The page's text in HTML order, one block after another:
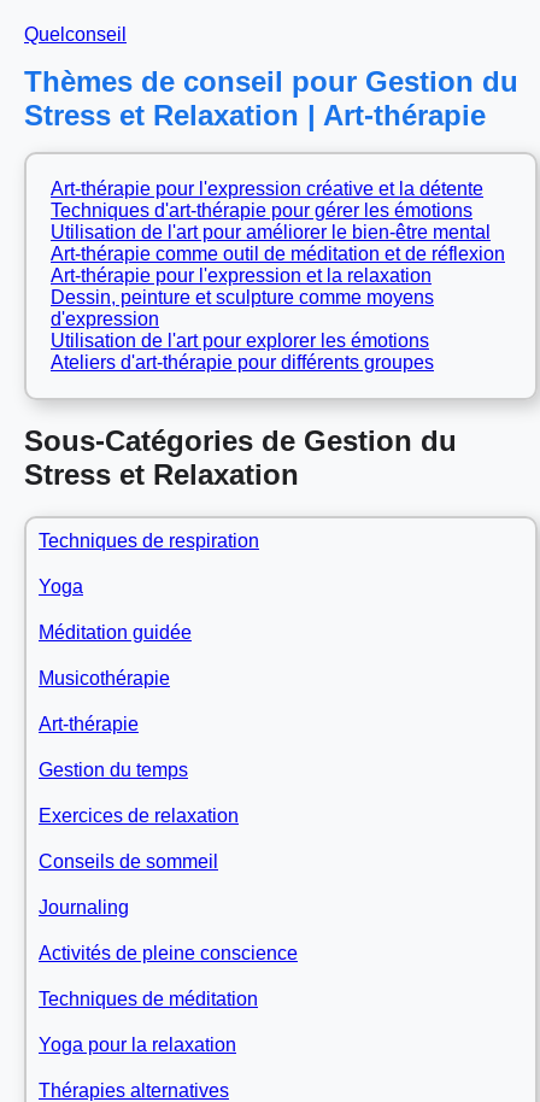
Quelconseil
Thèmes de conseil pour Gestion du
Stress et Relaxation | Art-thérapie
Art-thérapie pour l'expression créative et la détente
Techniques d'art-thérapie pour gérer les émotions
Utilisation de l'art pour améliorer le bien-être mental
Art-thérapie comme outil de méditation et de réflexion
Art-thérapie pour l'expression et la relaxation
Dessin, peinture et sculpture comme moyens
d'expression
Utilisation de l'art pour explorer les émotions
Ateliers d'art-thérapie pour différents groupes
Sous-Catégories de Gestion du
Stress et Relaxation
Techniques de respiration
Yoga
Méditation guidée
Musicothérapie
Art-thérapie
Gestion du temps
Exercices de relaxation
Conseils de sommeil
Journaling
Activités de pleine conscience
Techniques de méditation
Yoga pour la relaxation
Thérapies alternatives